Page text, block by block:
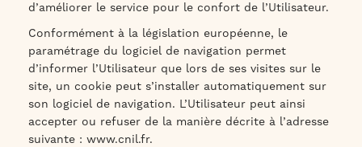
d’améliorer le service pour le confort de l’Utilisateur.
Conformément à la législation européenne, le
paramétrage du logiciel de navigation permet
d’informer l’Utilisateur que lors de ses visites sur le
site, un cookie peut s’installer automatiquement sur
son logiciel de navigation. L’Utilisateur peut ainsi
accepter ou refuser de la manière décrite à l’adresse
suivante : www.cnil.fr.